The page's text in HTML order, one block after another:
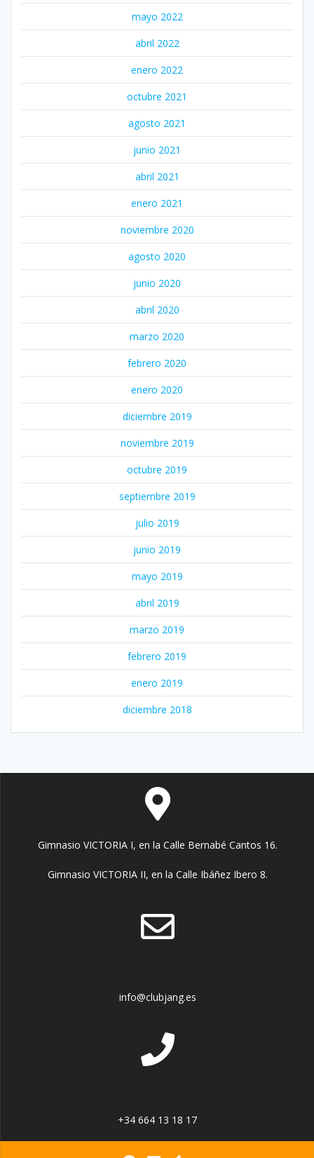
mayo 2022
abril 2022
enero 2022
octubre 2021
agosto 2021
junio 2021
abril 2021
enero 2021
noviembre 2020
agosto 2020
junio 2020
abril 2020
marzo 2020
febrero 2020
enero 2020
diciembre 2019
noviembre 2019
octubre 2019
septiembre 2019
julio 2019
junio 2019
mayo 2019
abril 2019
marzo 2019
febrero 2019
enero 2019
diciembre 2018
Gimnasio VICTORIA I, en la Calle Bernabé Cantos 16.
Gimnasio VICTORIA II, en la Calle Ibáñez Ibero 8.
info@clubjang.es
+34 664 13 18 17